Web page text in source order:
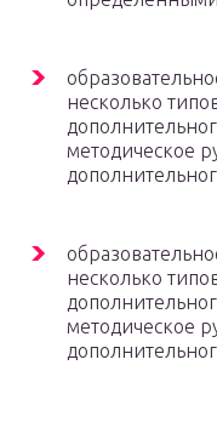
несколько
методическое
несколько
методическое